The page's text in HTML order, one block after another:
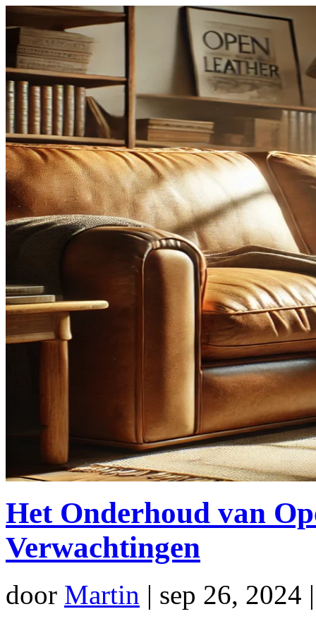
Het Onderhoud van
Verwachtingen
door Martin | sep 26, 2024